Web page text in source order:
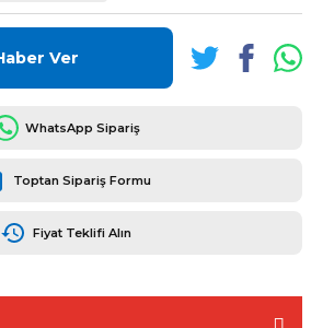
Ver
WhatsApp Sipariş
Toptan Sipariş Formu
Fiyat Teklifi Alın